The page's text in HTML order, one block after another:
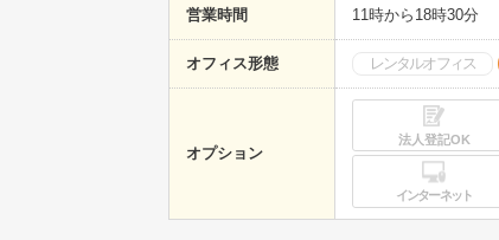
営業時間 11時から18時30分
オフィス形態 レンタルオフィス
オプション
法人登記OK
インターネット